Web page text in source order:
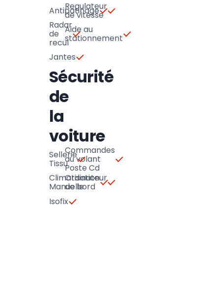
Antipatinage
Regulateur
de vitesse
Radar
de
recul
Aide au
stationnement
Jantes
Sécurité
de
la
voiture
Sellerie
Tissu
Commandes
au volant
Poste Cd
Climatisation
Manuelle
Ordinateur
de bord
Isofix